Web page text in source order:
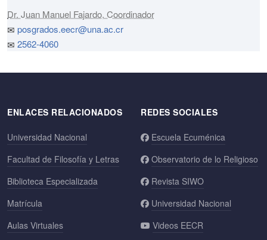
Dr. Juan Manuel Fajardo, Coordinador
posgrados.eecr@una.ac.cr
2562-4060
ENLACES RELACIONADOS
Universidad Nacional
Facultad de Filosofía y Letras
Biblioteca Especializada
Matrícula
Aulas Virtuales
REDES SOCIALES
Escuela Ecuménica
Observatorio de lo Religioso
Revista SIWO
Universidad Nacional
Videos EECR